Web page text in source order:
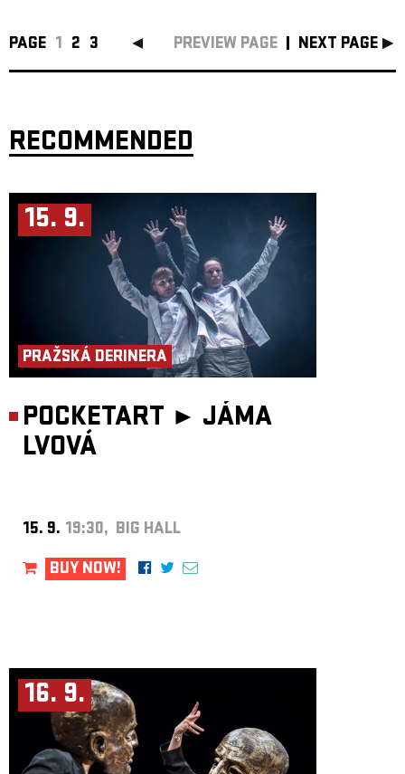
PAGE 1 2 3 PREVIEW PAGE NEXT PAGE
RECOMMENDED
15. 9.
PRAŽSKÁ DERINERA
POCKETART ► JÁMA
LVOVÁ
15. 9. 19:30, BIG HALL
BUY NOW!
16. 9.